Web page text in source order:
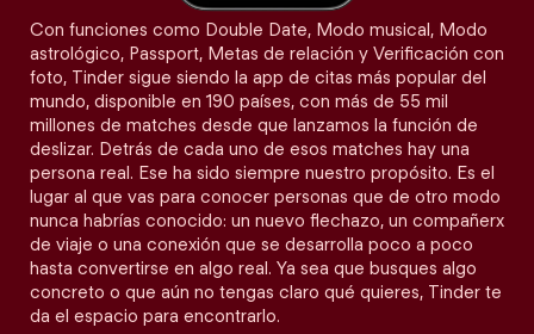
Con funciones como Double Date, Modo musical, Modo
astrológico, Passport, Metas de relación y Verificación con
foto, Tinder sigue siendo la app de citas más popular del
mundo, disponible en 190 países, con más de 55 mil
millones de matches desde que lanzamos la función de
deslizar. Detrás de cada uno de esos matches hay una
persona real. Ese ha sido siempre nuestro propósito. Es el
lugar al que vas para conocer personas que de otro modo
nunca habrías conocido: un nuevo flechazo, un compañerx
de viaje o una conexión que se desarrolla poco a poco
hasta convertirse en algo real. Ya sea que busques algo
concreto o que aún no tengas claro qué quieres, Tinder te
da el espacio para encontrarlo.